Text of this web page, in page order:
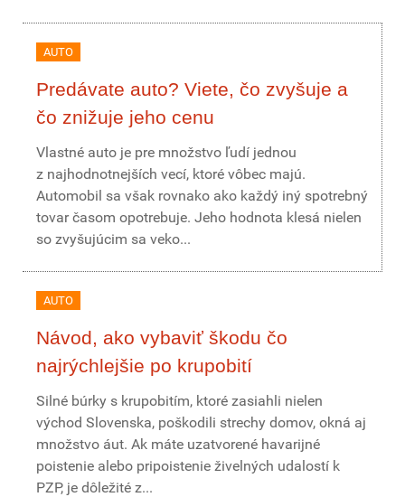
AUTO
Predávate auto? Viete, čo zvyšuje a
čo znižuje jeho cenu
Vlastné auto je pre množstvo ľudí jednou
z najhodnotnejších vecí, ktoré vôbec majú.
Automobil sa však rovnako ako každý iný spotrebný
tovar časom opotrebuje. Jeho hodnota klesá nielen
so zvyšujúcim sa veko...
AUTO
Návod, ako vybaviť škodu čo
najrýchlejšie po krupobití
Silné búrky s krupobitím, ktoré zasiahli nielen
východ Slovenska, poškodili strechy domov, okná aj
množstvo áut. Ak máte uzatvorené havarijné
poistenie alebo pripoistenie živelných udalostí k
PZP, je dôležité z...